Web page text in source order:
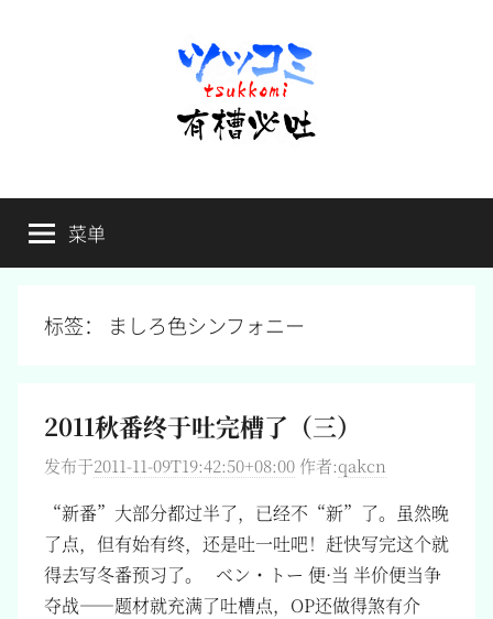
有
槽
必
槽，
毋
菜单
标签： ましろ色シンフォニー
2011秋番终于吐完槽了（三）
发布于2011-11-09T19:42:50+08:00 作者:qakcn
“新番”大部分都过半了，已经不“新”了。虽然晚
了点，但有始有终，还是吐一吐吧！赶快写完这个就
得去写冬番预习了。 ベン・トー 便·当 半价便当争
夺战——题材就充满了吐槽点，OP还做得煞有介